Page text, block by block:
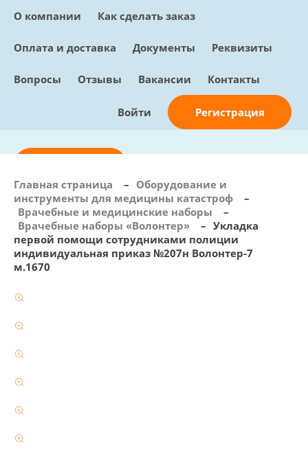
О компании Как сделать заказ
Оплата и доставка Документы Реквизиты
Вопросы Отзывы Вакансии Контакты
Войти Регистрация
info@sunmed.ru
Пн – Пт: с 10:00 - 18:00
+7 (495) 730-90-25
Перезвоните мне
Главная страница – Оборудование и
инструменты для медицины катастроф
–
Врачебные и медицинские наборы
–
Врачебные наборы «Волонтер»
– Укладка
первой помощи сотрудниками полиции
индивидуальная приказ №207н Волонтер-7
м.1670